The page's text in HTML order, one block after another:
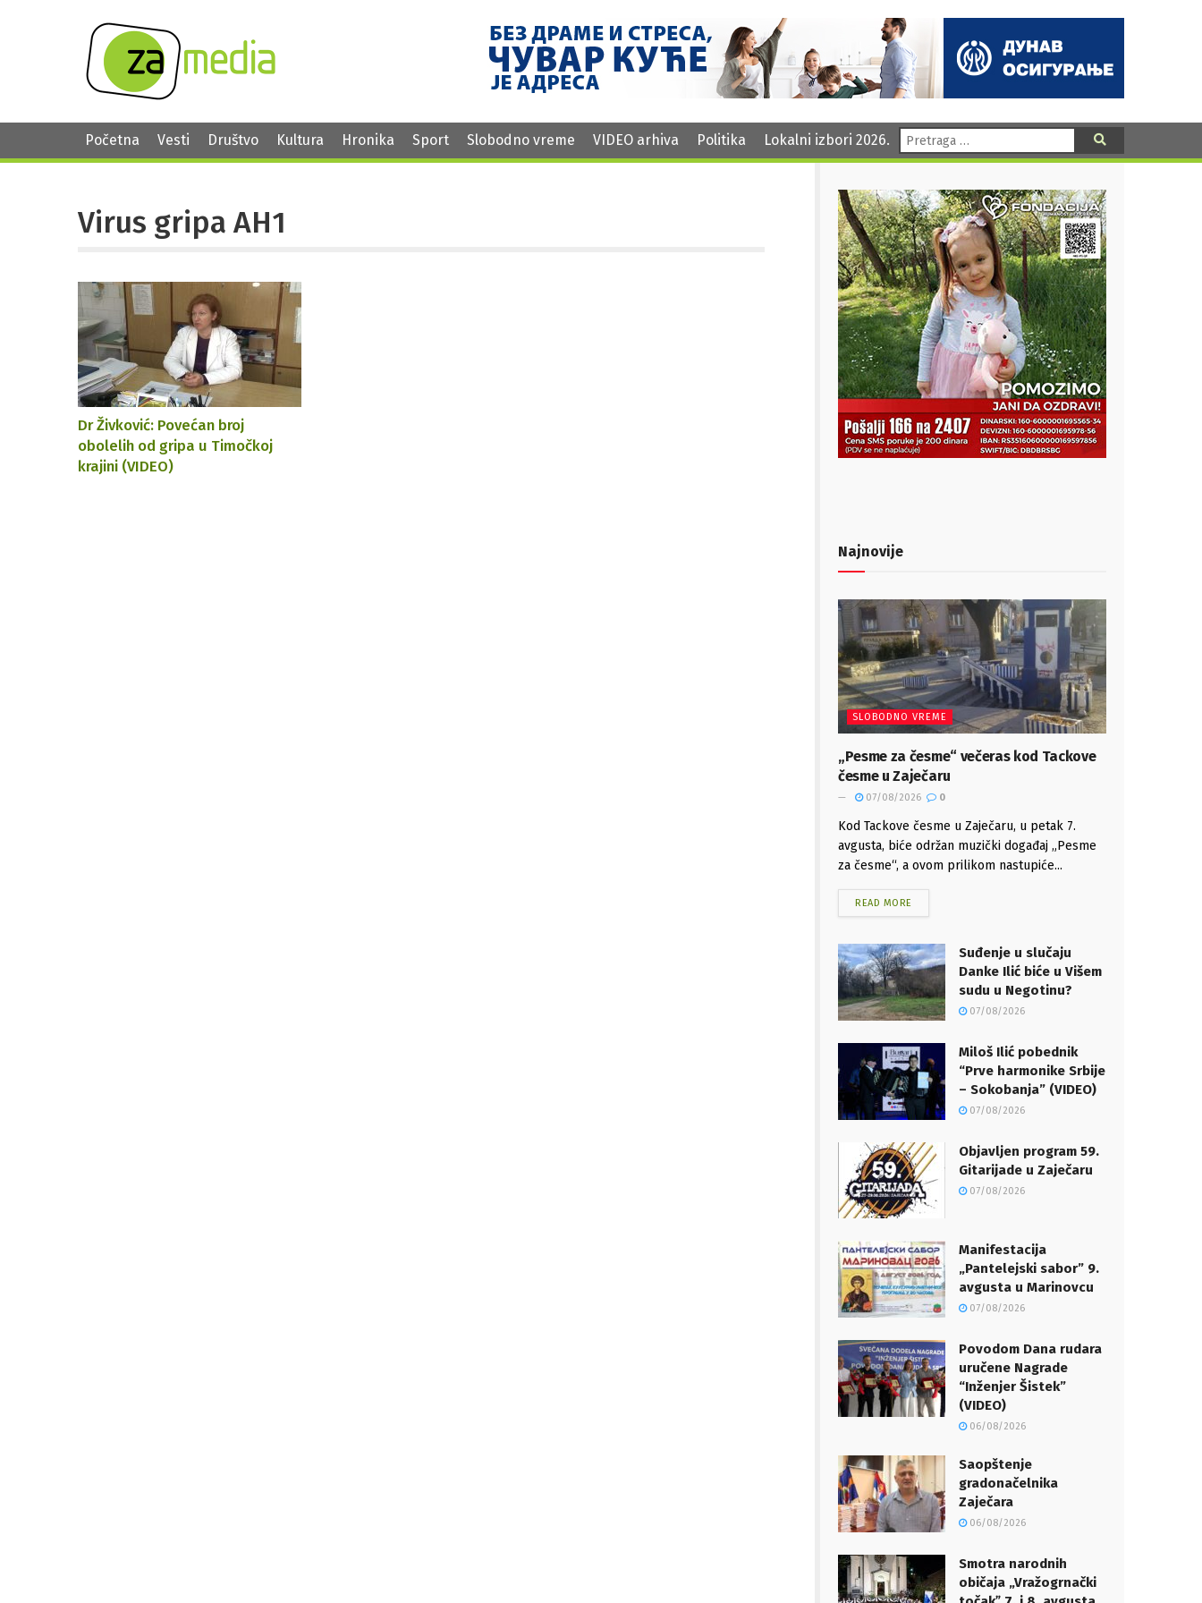
Početna Vesti Društvo Kultura Hronika Sport Slobodno vreme VIDEO arhiva Politika Lokalni izbori 2026. Pretraga:
Virus gripa AH1
Dr Živković: Povećan broj
obolelih od gripa u Timočkoj
krajini (VIDEO)
Najnovije
SLOBODNO VREME
„Pesme za česme“ večeras kod Tackove
česme u Zaječaru
07/08/2026 0
Kod Tackove česme u Zaječaru, u petak 7.
avgusta, biće održan muzički događaj „Pesme
za česme“, a ovom prilikom nastupiće...
READ MORE
Suđenje u slučaju
Danke Ilić biće u Višem
sudu u Negotinu?
07/08/2026
Miloš Ilić pobednik
“Prve harmonike Srbije
– Sokobanja” (VIDEO)
07/08/2026
Objavljen program 59.
Gitarijade u Zaječaru
07/08/2026
Manifestacija
„Pantelejski sabor” 9.
avgusta u Marinovcu
07/08/2026
Povodom Dana rudara
uručene Nagrade
“Inženjer Šistek”
(VIDEO)
06/08/2026
Saopštenje
gradonačelnika
Zaječara
06/08/2026
Smotra narodnih
običaja „Vražogrnački